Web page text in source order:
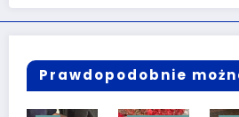
Prawdopodobnie